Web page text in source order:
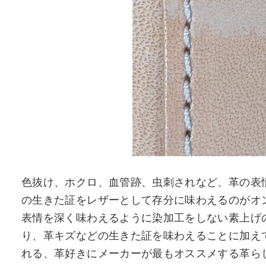
色抜け、ホクロ、血管跡、虫刺されなど、革の
の生きた証をレザーとして存分に味わえるのが
表情を深く味わえるように染加工をしない素上
り、革キズなどの生きた証を味わえることに加
れる、革好きにメーカーが最もオススメする革ら